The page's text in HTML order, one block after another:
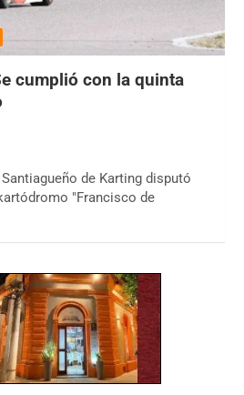
cumplió con la quinta
de Karting disputó
"Francisco de